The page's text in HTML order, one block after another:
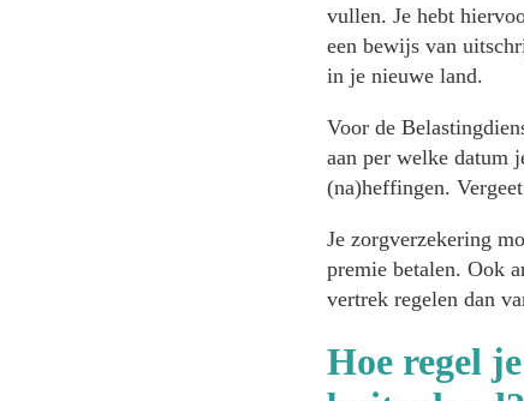
vullen. Je hebt
een bewijs van
in je nieuwe land.
Voor de
aan per welke datum
(na)heffingen.
Je zorgverzekering
premie betalen. Ook
vertrek regelen dan
Hoe regel